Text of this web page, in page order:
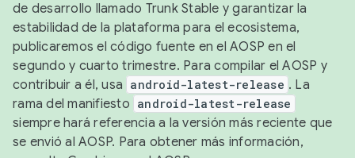
de desarrollo llamado Trunk Stable y garantizar la
estabilidad de la plataforma para el ecosistema,
publicaremos el código fuente en el AOSP en el
segundo y cuarto trimestre. Para compilar el AOSP y
contribuir a él, usa android-latest-release . La
rama del manifiesto android-latest-release
siempre hará referencia a la versión más reciente que
se envió al AOSP. Para obtener más información,